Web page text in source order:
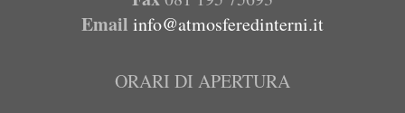
Email info@atmosferedinterni.it
ORARI DI APERTURA